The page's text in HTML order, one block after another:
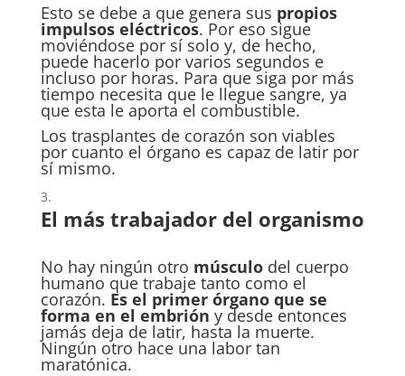
Esto se debe a que genera sus propios
impulsos eléctricos. Por eso sigue
moviéndose por sí solo y, de hecho,
puede hacerlo por varios segundos e
incluso por horas. Para que siga por más
tiempo necesita que le llegue sangre, ya
que esta le aporta el combustible.
Los trasplantes de corazón son viables
por cuanto el órgano es capaz de latir por
sí mismo.
El más trabajador del organismo
No hay ningún otro músculodel cuerpo
humano que trabaje tanto como el
corazón. Es el primer órgano que se
forma en el embrión y desde entonces
jamás deja de latir, hasta la muerte.
Ningún otro hace una labor tan
maratónica.